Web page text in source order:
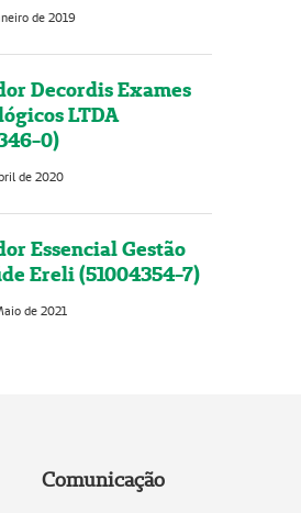
de 2019
Decordis Exames
LTDA
0)
de 2020
Essencial Gestão
Ereli (51004354-7)
de 2021
Comunicação